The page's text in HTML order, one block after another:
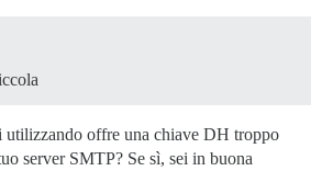
utilizzando offre una chiave DH troppo
server SMTP? Se sì, sei in buona